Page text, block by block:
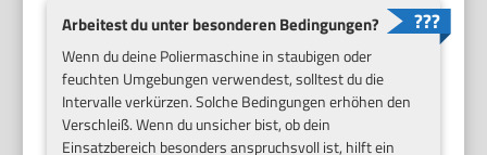
Arbeitest du unter besonderen Bedingungen?
Wenn du deine Poliermaschine in staubigen oder
feuchten Umgebungen verwendest, solltest du die
Intervalle verkürzen. Solche Bedingungen erhöhen den
Verschleiß. Wenn du unsicher bist, ob dein
Einsatzbereich besonders anspruchsvoll ist, hilft ein